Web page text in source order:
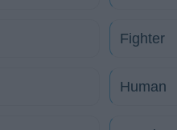
Fighter
Human